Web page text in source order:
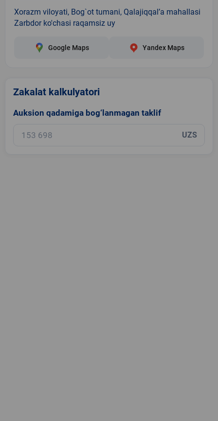
Xorazm viloyati, Bog`ot tumani, Qalajiqqal’a mahallasi
Zarbdor ko'chasi raqamsiz uy
Google Maps Yandex Maps
Zakalat kalkulyatori
Auksion qadamiga bog‘lanmagan taklif
UZS